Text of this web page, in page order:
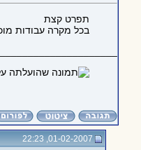
תפרט קצת
בכל מקרה עבודות
01-02-2007, 22:23